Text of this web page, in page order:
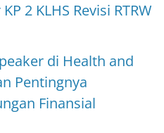
2 KLHS Revisi RTRW
di Health and
Pentingnya
Finansial